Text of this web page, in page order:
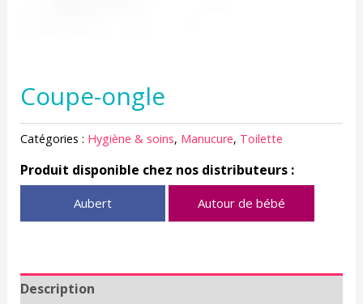
Coupe-ongle
Catégories : Hygiène & soins, Manucure, Toilette
Produit disponible chez nos distributeurs :
Aubert Autour de bébé
Description